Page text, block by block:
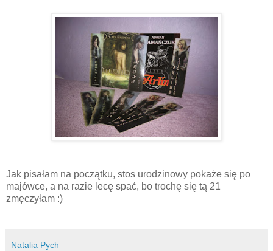
Jak pisałam na początku, stos urodzinowy pokaże się po
majówce, a na razie lecę spać, bo trochę się tą 21
zmęczyłam :)
Natalia Pych